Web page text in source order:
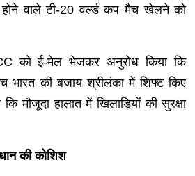
वाले टी-20 वर्ल्ड कप मैच खेलने को
को ई-मेल भेजकर अनुरोध किया कि
भारत की बजाय श्रीलंका में शिफ्ट किए
मौजूदा हालात में खिलाड़ियों की सुरक्षा
की कोशिश